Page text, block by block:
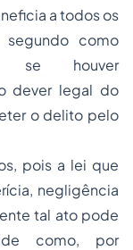
a todos os
segundo como
se houver
dever legal do
o delito pelo
pois a lei que
negligência
tal ato pode
como, por